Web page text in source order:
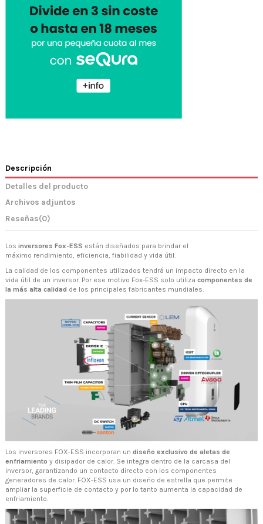
Descripción
Detalles del producto
Archivos adjuntos
Reseñas(0)
Los inversores Fox-ESS están diseñados para brindar el
máximo rendimiento, eficiencia, fiabilidad y vida útil.
La calidad de los componentes utilizados tendrá un impacto directo en la
vida útil de un inversor. Por ese motivo Fox-ESS solo utiliza componentes de
la más alta calidad de los principales fabricantes mundiales.
Los inversores FOX-ESS incorporan un diseño exclusivo de aletas de
enfriamiento y disipador de calor. Se integra dentro de la carcasa del
inversor, garantizando un contacto directo con los componentes
generadores de calor. FOX-ESS usa un diseño de estrella que permite
ampliar la superficie de contacto y por lo tanto aumenta la capacidad de
enfriamiento.